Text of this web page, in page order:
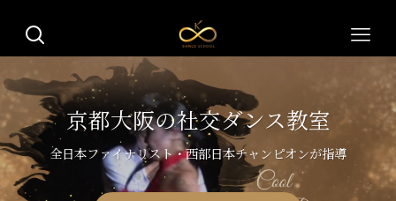
京都大阪の社交ダンス教室
全日本ファイナリスト・西部日本チャンピオンが指導